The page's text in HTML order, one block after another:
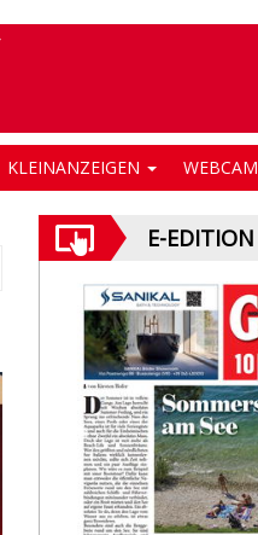
KLEINANZEIGEN WEBCAM
E-EDITION